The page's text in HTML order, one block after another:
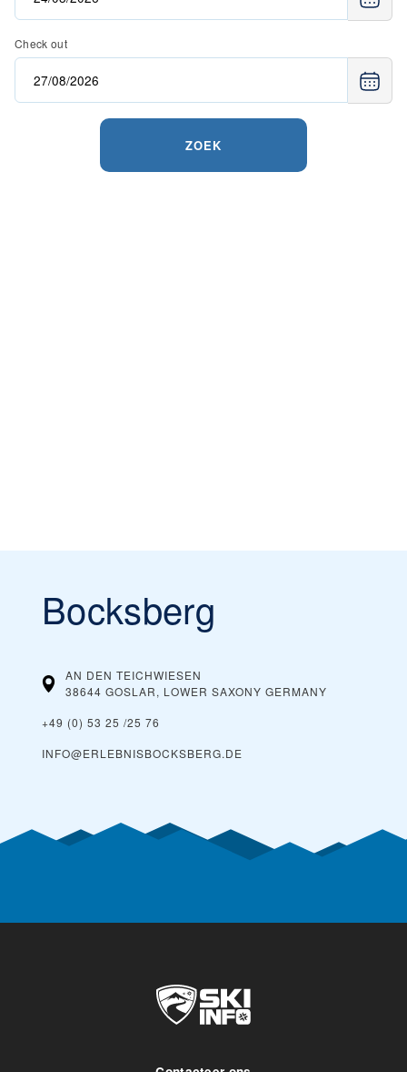
Check out
ZOEK
Bocksberg
AN DEN TEICHWIESEN
38644 GOSLAR, LOWER SAXONY GERMANY
+49 (0) 53 25 /25 76
INFO@ERLEBNISBOCKSBERG.DE